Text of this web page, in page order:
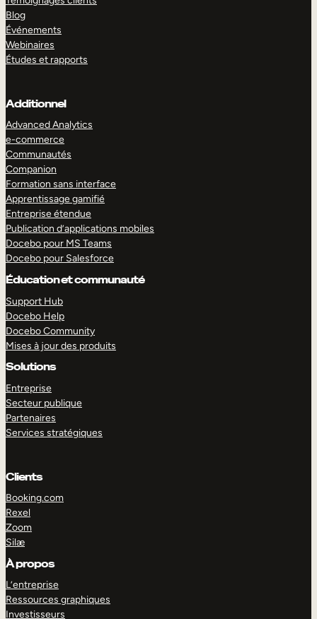
Blog
Événements
Webinaires
Études et rapports
Additionnel
Advanced Analytics
e-commerce
Communautés
Companion
Formation sans interface
Apprentissage gamifié
Entreprise étendue
Publication d’applications mobiles
Docebo pour MS Teams
Docebo pour Salesforce
Éducation et communauté
Support Hub
Docebo Help
Docebo Community
Mises à jour des produits
Solutions
Entreprise
Secteur publique
Partenaires
Services stratégiques
Clients
Booking.com
Rexel
Zoom
Silæ
À propos
L’entreprise
Ressources graphiques
Investisseurs